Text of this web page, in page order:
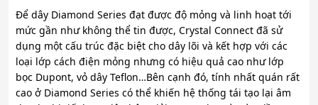
Để dây Diamond Series đạt được độ mỏng và linh hoạt tới
mức gần như không thể tin được, Crystal Connect đã sử
dụng một cấu trúc đặc biệt cho dây lõi và kết hợp với các
loại lớp cách điện mỏng nhưng có hiệu quả cao như lớp
bọc Dupont, vỏ dây Teflon…Bên cạnh đó, tính nhất quán rất
cao ở Diamond Series có thể khiến hệ thống tái tạo lại âm